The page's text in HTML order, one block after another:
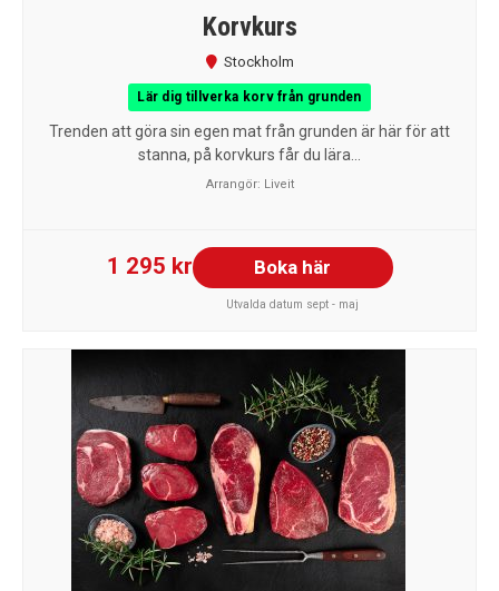
Korvkurs
Stockholm
Lär dig tillverka korv från grunden
Trenden att göra sin egen mat från grunden är här för att
stanna, på korvkurs får du lära...
Arrangör: Liveit
1 295 kr Boka här
Utvalda datum sept - maj